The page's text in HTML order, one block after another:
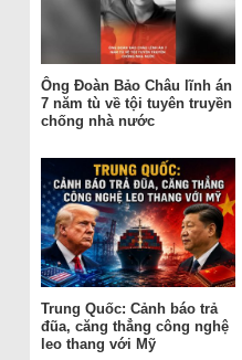
Ông Đoàn Bảo Châu lĩnh án
7 năm tù về tội tuyên truyền
chống nhà nước
Trung Quốc: Cảnh báo trả
đũa, căng thẳng công nghệ
leo thang với Mỹ